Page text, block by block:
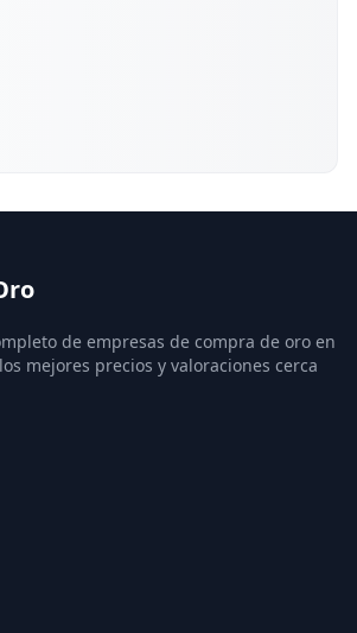
de empresas de compra de oro en
mejores precios y valoraciones cerca